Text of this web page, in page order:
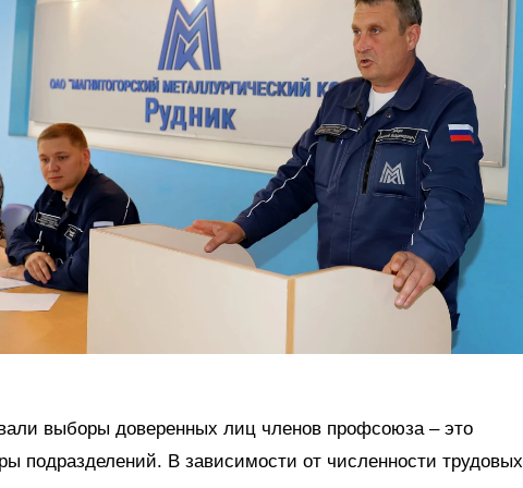
выборы доверенных лиц членов профсоюза – это
подразделений. В зависимости от численности трудовых